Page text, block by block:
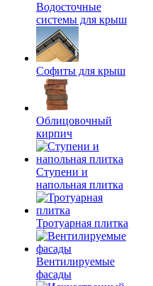
Водосточные
системы для крыш
Софиты для крыш
Облицовочный
кирпич
Ступени и
напольная плитка
Тротуарная плитка
Вентилируемые
фасады